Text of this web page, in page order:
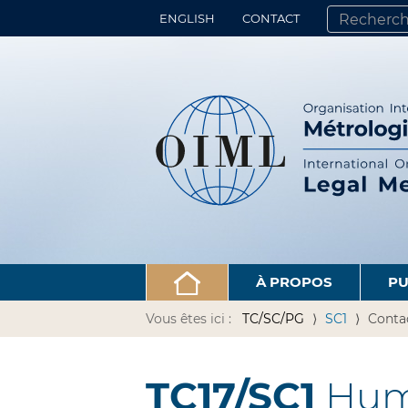
ENGLISH CONTACT
CHERCHER
RECHERCHE
À PROPOS
Vous êtes ici : TC/SC/PG SC1
TC17/SC1